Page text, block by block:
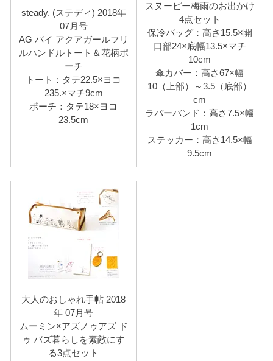
steady. (ステディ) 2018年
07月号
AG バイ アクアガールフリ
ルハンドルトート＆花柄ポ
ーチ
トート：タテ22.5×ヨコ
235.×マチ9cm
ポーチ：タテ18×ヨコ
23.5cm
スヌーピー梅雨のお出かけ
4点セット
保冷バッグ：高さ15.5×開
口部24×底幅13.5×マチ
10cm
傘カバー：高さ67×幅
10（上部）～3.5（底部）
cm
ラバーバンド：高さ7.5×幅
1cm
ステッカー：高さ14.5×幅
9.5cm
大人のおしゃれ手帖 2018
年 07月号
ムーミン×アズノゥアズ ド
ゥ バズ暮らしを素敵にす
る3点セット